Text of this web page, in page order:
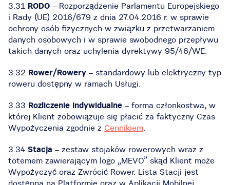
3.31 RODO – Rozporządzenie Parlamentu Europejskiego
i Rady (UE) 2016/679 z dnia 27.04.2016 r. w sprawie
ochrony osób fizycznych w związku z przetwarzaniem
danych osobowych i w sprawie swobodnego przepływu
takich danych oraz uchylenia dyrektywy 95/46/WE.
3.32 Rower/Rowery – standardowy lub elektryczny typ
roweru dostępny w ramach Usługi.
3.33 Rozliczenie Indywidualne – forma członkostwa, w
której Klient zobowiązuje się płacić za faktyczny Czas
Wypożyczenia zgodnie z Cennikiem.
3.34 Stacja – zestaw stojaków rowerowych wraz z
totemem zawierającym logo „MEVO” skąd Klient może
Wypożyczyć oraz Zwrócić Rower. Lista Stacji jest